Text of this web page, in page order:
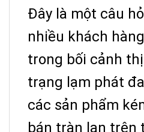
Đây là một câu
nhiều khách
trong bối cảnh
trạng lạm phát
các sản phẩm
bán tràn lan